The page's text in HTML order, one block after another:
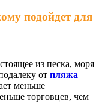
подойдет для
из песка, моря
от пляжа
меньше
торговцев, чем